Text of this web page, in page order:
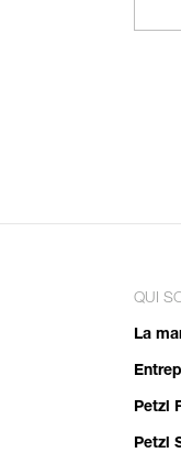
QUI
La
Petzl
Petzl